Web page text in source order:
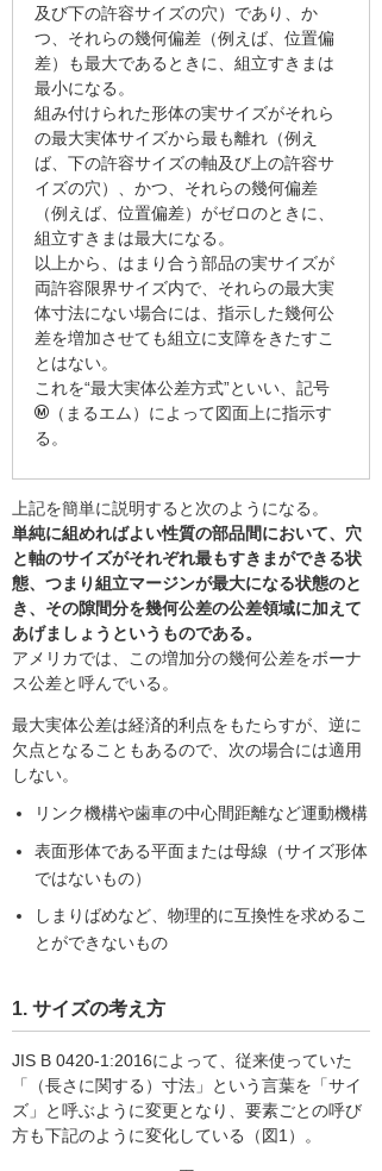
及び下の許容サイズの穴）であり、か
つ、それらの幾何偏差（例えば、位置偏
差）も最大であるときに、組立すきまは
最小になる。
組み付けられた形体の実サイズがそれら
の最大実体サイズから最も離れ（例え
ば、下の許容サイズの軸及び上の許容サ
イズの穴）、かつ、それらの幾何偏差
（例えば、位置偏差）がゼロのときに、
組立すきまは最大になる。
以上から、はまり合う部品の実サイズが
両許容限界サイズ内で、それらの最大実
体寸法にない場合には、指示した幾何公
差を増加させても組立に支障をきたすこ
とはない。
これを“最大実体公差方式”といい、記号
（まるエム）によって図面上に指示す
る。
上記を簡単に説明すると次のようになる。
単純に組めればよい性質の部品間において、穴
と軸のサイズがそれぞれ最もすきまができる状
態、つまり組立マージンが最大になる状態のと
き、その隙間分を幾何公差の公差領域に加えて
あげましょうというものである。
アメリカでは、この増加分の幾何公差をボーナ
ス公差と呼んでいる。
最大実体公差は経済的利点をもたらすが、逆に
欠点となることもあるので、次の場合には適用
しない。
リンク機構や歯車の中心間距離など運動機構
表面形体である平面または母線（サイズ形体
ではないもの）
しまりばめなど、物理的に互換性を求めるこ
とができないもの
1. サイズの考え方
JIS B 0420-1:2016によって、従来使っていた
「（長さに関する）寸法」という言葉を「サイ
ズ」と呼ぶように変更となり、要素ごとの呼び
方も下記のように変化している（図1）。